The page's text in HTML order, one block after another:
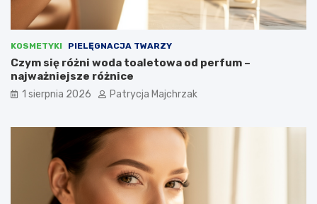
KOSMETYKI PIELĘGNACJA TWARZY
Czym się różni woda toaletowa od perfum –
najważniejsze różnice
1 sierpnia 2026 Patrycja Majchrzak